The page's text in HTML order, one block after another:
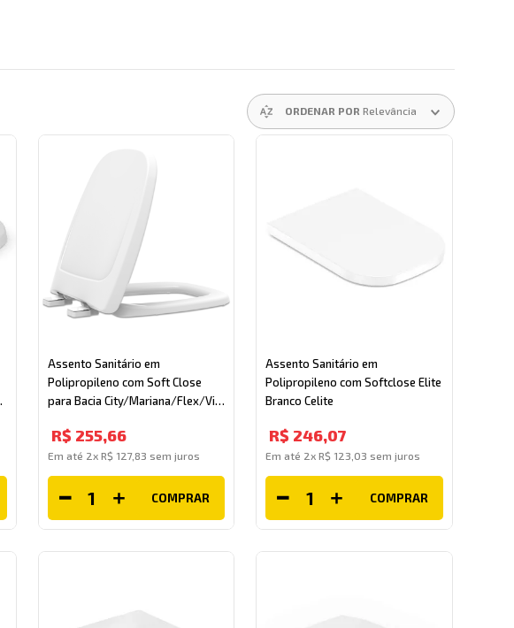
ORDENAR POR Relevância
Assento Sanitário em
Polipropileno com Soft Close
para Bacia City/Mariana/Flex/Vip
R$ 255,66
Em até 2x R$ 127, 83 sem juros
COMPRAR
Assento Sanitário em
Polipropileno com Softclose Elite
Branco Celite
R$ 246,07
Em até 2xR$ 123 03 sem juros
COMPRAR